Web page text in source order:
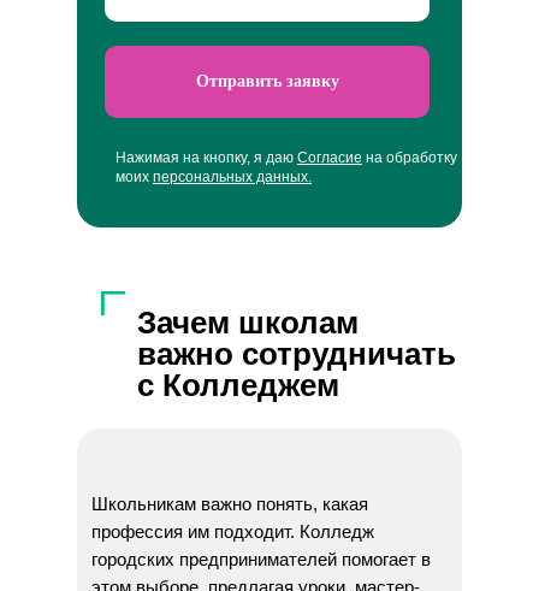
Отправить заявку
Нажимая на кнопку, я даю Cогласие на обработку
моих персональных данных.
Зачем школам
важно сотрудничать
с Колледжем
Школьникам важно понять, какая
профессия им подходит. Колледж
городских предпринимателей помогает в
этом выборе, предлагая уроки, мастер-